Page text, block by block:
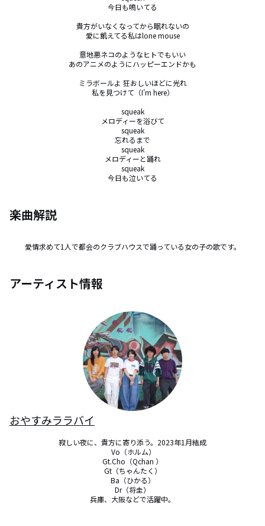
今日も鳴いてる
貴方がいなくなってから眠れないの
愛に飢えてる私はlone mouse
意地悪ネコのようなヒトでもいい
あのアニメのようにハッピーエンドかも
ミラボールよ 狂おしいほどに光れ
私を見つけて（I'm here）
squeak
メロディーを浴びて
squeak
忘れるまで
squeak
メロディーと踊れ
squeak
今日も泣いてる
楽曲解説
愛情求めて1人で都会のクラブハウスで踊っている女の子の歌です。
アーティスト情報
おやすみララバイ
寂しい夜に、貴方に寄り添う。2023年1月結成
Gt.Cho（Qchan ）
Gt（ちゃんたく）
Ba（ひかる）
Dr（将圭）
兵庫、大阪などで活躍中。